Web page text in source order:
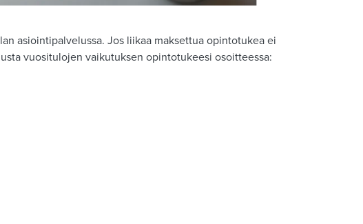
asiointipalvelussa. Jos liikaa maksettua opintotukea ei
vuositulojen vaikutuksen opintotukeesi osoitteessa: